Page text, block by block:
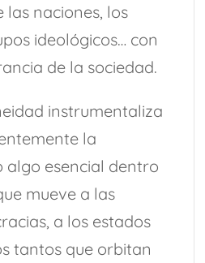
naciones, los
ideológicos… con
de la sociedad.
instrumentaliza
la
algo esencial dentro
mueve a las
a los estados
tantos que orbitan